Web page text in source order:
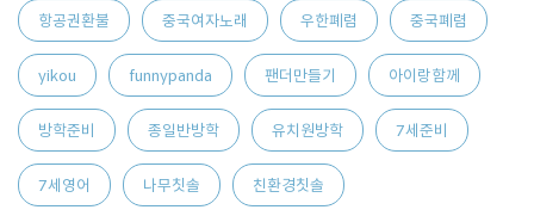
항공권환불 중국여자노래 우한폐렴 중국폐렴
yikou funnypanda 팬더만들기 아이랑함께
방학준비 종일반방학 유치원방학 7세준비
7세영어 나무칫솔 친환경칫솔